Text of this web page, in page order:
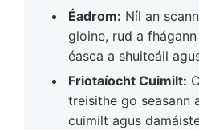
Éadrom: Níl an
gloine, rud a
éasca a shuiteáil
Friotaíocht Cuimilt:
treisithe go seasann
cuimilt agus